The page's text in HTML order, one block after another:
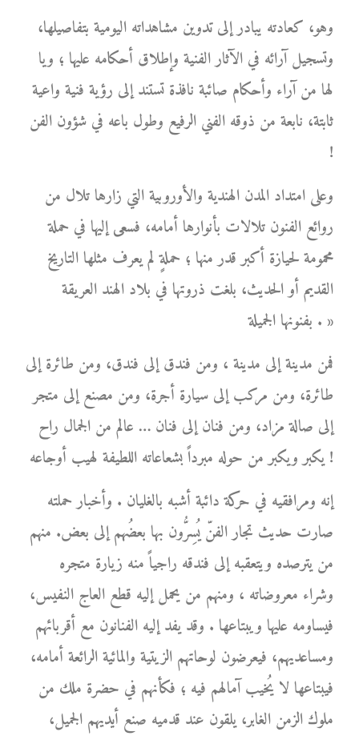
وهو، كعادته يبادر إلى تدوين مشاهداته اليومية بتفاصيلها،
وتسجيل آرائه في الآثار الفنية وإطلاق أحكامه عليها ؛ ويا
لها من آراء وأحكام صائبة نافذة تستند إلى رؤية فنية واعية
ثابتة، نابعة من ذوقه الفني الرفيع وطول باعه في شؤون الفن
!
وعلى امتداد المدن الهندية والأوروبية التي زارها تلال من
روائع الفنون تلالات بأنوارها أمامه، فسعى إليها في حملة
محمومة لحيازة أكبر قدر منها ؛ حملةٍ لم يعرف مثلها التاريخ
القديم أو الحديث، بلغت ذروتها في بلاد الهند العريقة
بفنونها الجميلة . »
فمن مدينة إلى مدينة ، ومن فندق إلى فندق، ومن طائرة إلى
طائرة، ومن مركب إلى سيارة أجرة، ومن مصنع إلى متجر
إلى صالة مزاد، ومن فنان إلى فنان … عالم من الجمال راح
يكبر ويكبر من حوله مبرداً بشعاعاته اللطيفة لهيب أوجاعه !
إنه ومرافقيه في حركة دائبة أشبه بالغليان . وأخبار حملته
صارت حديث تجار الفنّ يُسِرُّون بها بعضُهم إلى بعض. منهم
من يترصده ويتعقبه إلى فندقه راجياً منه زيارة متجره
وشراء معروضاته ، ومنهم من يحمل إليه قطع العاج النفيس،
فيساومه عليها ويبتاعها . وقد يفد إليه الفنانون مع أقربائهم
ومساعديهم، فيعرضون لوحاتهم الزيتية والمائية الرائعة أمامه،
فيبتاعها لا يُخيب آمالهم فيه ؛ فكأنهم في حضرة ملك من
ملوك الزمن الغابر، يلقون عند قدميه صنع أيديهم الجميل،